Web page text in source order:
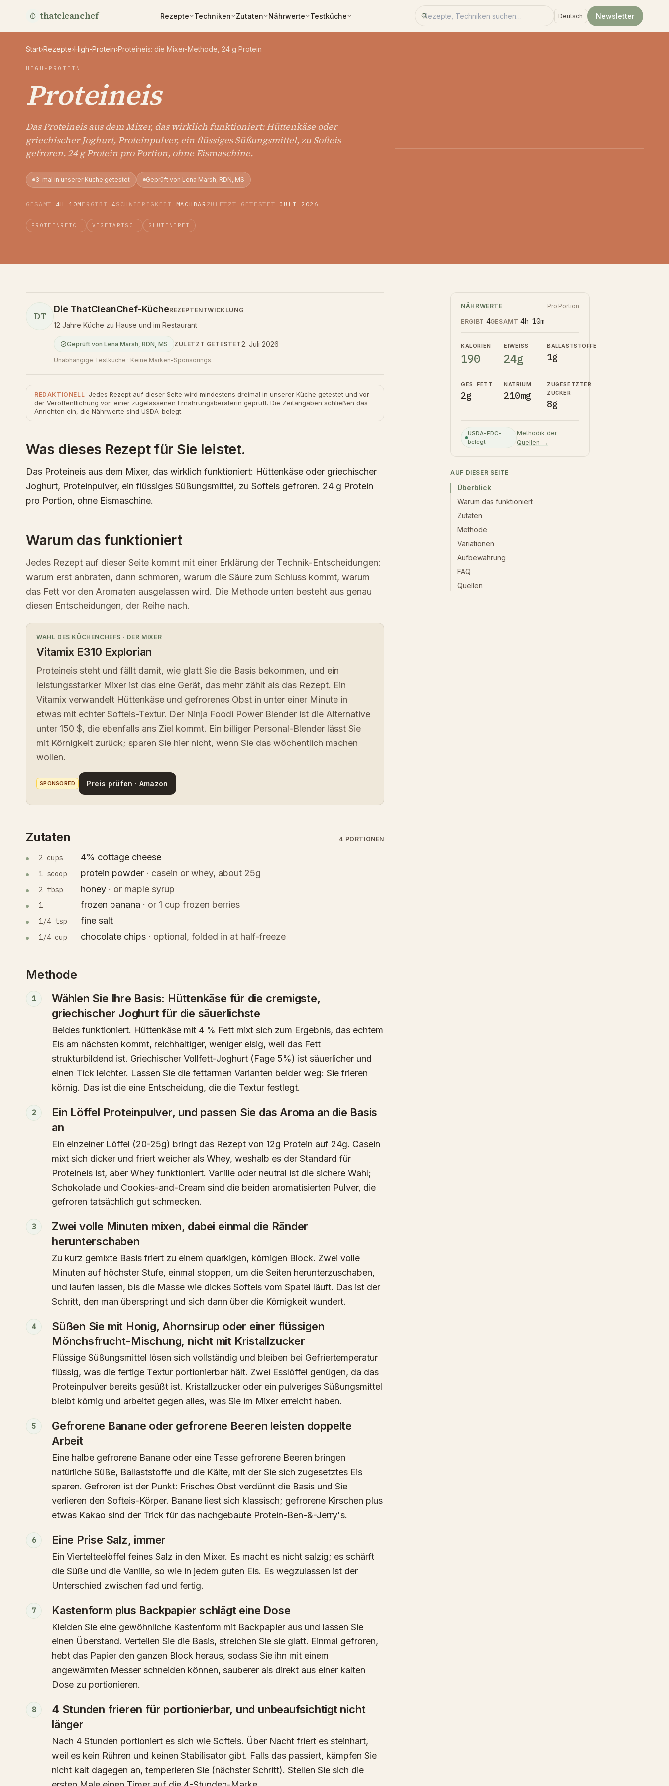
thatcleanchef Rezepte Techniken Zutaten Nährwerte Testküche Rezepte suchen
Language Newsletter
Start›Rezepte›High-Protein›Proteineis: die Mixer-Methode, 24 g Protein
HIGH-PROTEIN
Proteineis
Das Proteineis aus dem Mixer, das wirklich funktioniert: Hüttenkäse oder
griechischer Joghurt, Proteinpulver, ein flüssiges Süßungsmittel, zu Softeis
gefroren. 24 g Protein pro Portion, ohne Eismaschine.
3-mal in unserer Küche getestet Geprüft von Lena Marsh, RDN, MS
GESAMT 4H 10M ERGIBT 4 SCHWIERIGKEIT MACHBAR ZULETZT GETESTET JULI 2026
PROTEINREICH VEGETARISCH GLUTENFREI
DT
Die ThatCleanChef-KücheREZEPTENTWICKLUNG
12 Jahre Küche zu Hause und im Restaurant
Geprüft von Lena Marsh, RDN, MS ZULETZT GETESTET 2. Juli 2026
Unabhängige Testküche · Keine Marken-Sponsorings.
REDAKTIONELL Jedes Rezept auf dieser Seite wird mindestens dreimal in unserer Küche getestet und vor
der Veröffentlichung von einer zugelassenen Ernährungsberaterin geprüft. Die Zeitangaben schließen das
Anrichten ein, die Nährwerte sind USDA-belegt.
Was dieses Rezept für Sie leistet.
Das Proteineis aus dem Mixer, das wirklich funktioniert: Hüttenkäse oder griechischer
Joghurt, Proteinpulver, ein flüssiges Süßungsmittel, zu Softeis gefroren. 24 g Protein
pro Portion, ohne Eismaschine.
Warum das funktioniert
Jedes Rezept auf dieser Seite kommt mit einer Erklärung der Technik-Entscheidungen:
warum erst anbraten, dann schmoren, warum die Säure zum Schluss kommt, warum
das Fett vor den Aromaten ausgelassen wird. Die Methode unten besteht aus genau
diesen Entscheidungen, der Reihe nach.
WAHL DES KÜCHENCHEFS · DER MIXER
Vitamix E310 Explorian
Proteineis steht und fällt damit, wie glatt Sie die Basis bekommen, und ein
leistungsstarker Mixer ist das eine Gerät, das mehr zählt als das Rezept. Ein
Vitamix verwandelt Hüttenkäse und gefrorenes Obst in unter einer Minute in
etwas mit echter Softeis-Textur. Der Ninja Foodi Power Blender ist die Alternative
unter 150 $, die ebenfalls ans Ziel kommt. Ein billiger Personal-Blender lässt Sie
mit Körnigkeit zurück; sparen Sie hier nicht, wenn Sie das wöchentlich machen
wollen.
SPONSORED Preis prüfen · Amazon
Zutaten 4 PORTIONEN
2 cups 4% cottage cheese
1 scoop protein powder · casein or whey, about 25g
2 tbsp honey · or maple syrup
1 frozen banana · or 1 cup frozen berries
1/4 tsp fine salt
1/4 cup chocolate chips · optional, folded in at half-freeze
Methode
1
Wählen Sie Ihre Basis: Hüttenkäse für die cremigste,
griechischer Joghurt für die säuerlichste
Beides funktioniert. Hüttenkäse mit 4 % Fett mixt sich zum Ergebnis, das echtem
Eis am nächsten kommt, reichhaltiger, weniger eisig, weil das Fett
strukturbildend ist. Griechischer Vollfett-Joghurt (Fage 5%) ist säuerlicher und
einen Tick leichter. Lassen Sie die fettarmen Varianten beider weg: Sie frieren
körnig. Das ist die eine Entscheidung, die die Textur festlegt.
2
Ein Löffel Proteinpulver, und passen Sie das Aroma an die Basis
an
Ein einzelner Löffel (20-25g) bringt das Rezept von 12g Protein auf 24g. Casein
mixt sich dicker und friert weicher als Whey, weshalb es der Standard für
Proteineis ist, aber Whey funktioniert. Vanille oder neutral ist die sichere Wahl;
Schokolade und Cookies-and-Cream sind die beiden aromatisierten Pulver, die
gefroren tatsächlich gut schmecken.
3
Zwei volle Minuten mixen, dabei einmal die Ränder
herunterschaben
Zu kurz gemixte Basis friert zu einem quarkigen, körnigen Block. Zwei volle
Minuten auf höchster Stufe, einmal stoppen, um die Seiten herunterzuschaben,
und laufen lassen, bis die Masse wie dickes Softeis vom Spatel läuft. Das ist der
Schritt, den man überspringt und sich dann über die Körnigkeit wundert.
4
Süßen Sie mit Honig, Ahornsirup oder einer flüssigen
Mönchsfrucht-Mischung, nicht mit Kristallzucker
Flüssige Süßungsmittel lösen sich vollständig und bleiben bei Gefriertemperatur
flüssig, was die fertige Textur portionierbar hält. Zwei Esslöffel genügen, da das
Proteinpulver bereits gesüßt ist. Kristallzucker oder ein pulveriges Süßungsmittel
bleibt körnig und arbeitet gegen alles, was Sie im Mixer erreicht haben.
5
Gefrorene Banane oder gefrorene Beeren leisten doppelte
Arbeit
Eine halbe gefrorene Banane oder eine Tasse gefrorene Beeren bringen
natürliche Süße, Ballaststoffe und die Kälte, mit der Sie sich zugesetztes Eis
sparen. Gefroren ist der Punkt: Frisches Obst verdünnt die Basis und Sie
verlieren den Softeis-Körper. Banane liest sich klassisch; gefrorene Kirschen plus
etwas Kakao sind der Trick für das nachgebaute Protein-Ben-&-Jerry's.
6 Eine Prise Salz, immer
Ein Viertelteelöffel feines Salz in den Mixer. Es macht es nicht salzig; es schärft
die Süße und die Vanille, so wie in jedem guten Eis. Es wegzulassen ist der
Unterschied zwischen fad und fertig.
7 Kastenform plus Backpapier schlägt eine Dose
Kleiden Sie eine gewöhnliche Kastenform mit Backpapier aus und lassen Sie
einen Überstand. Verteilen Sie die Basis, streichen Sie sie glatt. Einmal gefroren,
hebt das Papier den ganzen Block heraus, sodass Sie ihn mit einem
angewärmten Messer schneiden können, sauberer als direkt aus einer kalten
Dose zu portionieren.
8
4 Stunden frieren für portionierbar, und unbeaufsichtigt nicht
länger
Nach 4 Stunden portioniert es sich wie Softeis. Über Nacht friert es steinhart,
weil es kein Rühren und keinen Stabilisator gibt. Falls das passiert, kämpfen Sie
nicht kalt dagegen an, temperieren Sie (nächster Schritt). Stellen Sie sich die
NÄHRWERTE Pro Portion
ERGIBT 4GESAMT 4h 10m
KALORIEN
190
EIWEISS
24g
BALLASTSTOFFE
1g
GES. FETT
2g
NATRIUM
210mg
ZUGESETZTER
ZUCKER
8g
USDA-FDC-
belegt
Methodik der
Quellen →
AUF DIESER SEITE
Überblick
Warum das funktioniert
Zutaten
Methode
Variationen
Aufbewahrung
FAQ
Quellen